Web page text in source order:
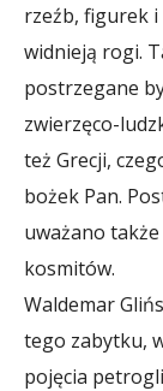
rzeźb, figurek i
widnieją rogi.
postrzegane
zwierzęco-
też Grecji,
bożek Pan.
uważano także
kosmitów.
Waldemar
tego zabytku,
pojęcia